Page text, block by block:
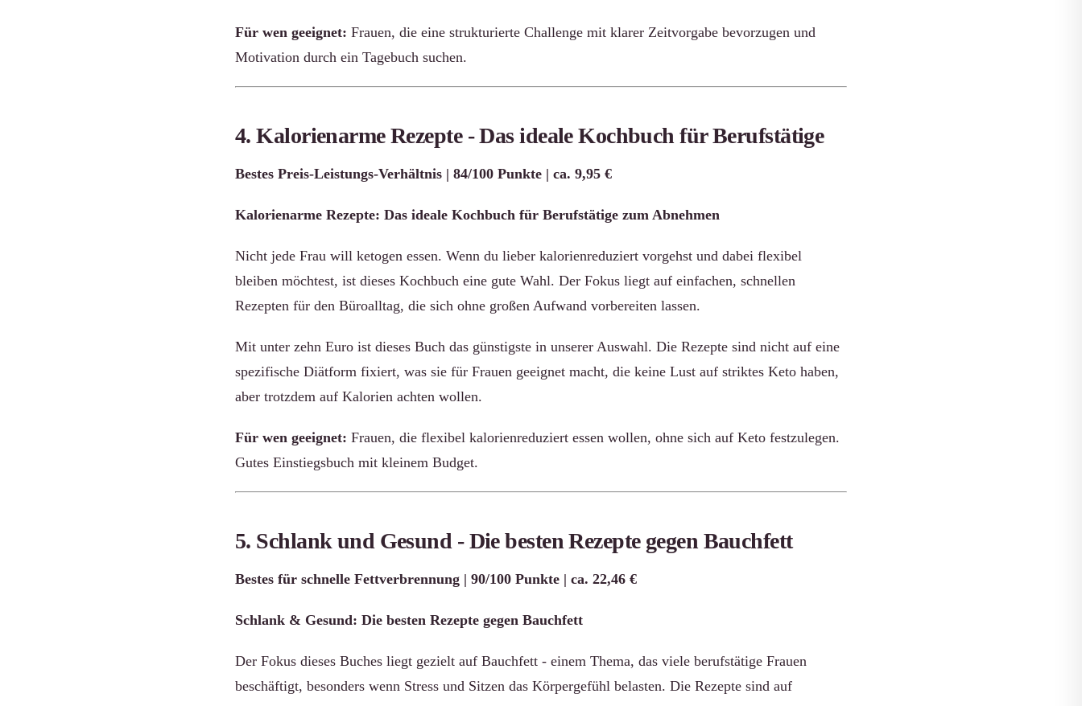
Für wen geeignet: Frauen, die eine strukturierte Challenge mit klarer Zeitvorgabe bevorzugen und
Motivation durch ein Tagebuch suchen.
4. Kalorienarme Rezepte - Das ideale Kochbuch für Berufstätige
Bestes Preis-Leistungs-Verhältnis | 84/100 Punkte | ca. 9,95 €
Kalorienarme Rezepte: Das ideale Kochbuch für Berufstätige zum Abnehmen
Nicht jede Frau will ketogen essen. Wenn du lieber kalorienreduziert vorgehst und dabei flexibel
bleiben möchtest, ist dieses Kochbuch eine gute Wahl. Der Fokus liegt auf einfachen, schnellen
Rezepten für den Büroalltag, die sich ohne großen Aufwand vorbereiten lassen.
Mit unter zehn Euro ist dieses Buch das günstigste in unserer Auswahl. Die Rezepte sind nicht auf eine
spezifische Diätform fixiert, was sie für Frauen geeignet macht, die keine Lust auf striktes Keto haben,
aber trotzdem auf Kalorien achten wollen.
Für wen geeignet: Frauen, die flexibel kalorienreduziert essen wollen, ohne sich auf Keto festzulegen.
Gutes Einstiegsbuch mit kleinem Budget.
5. Schlank und Gesund - Die besten Rezepte gegen Bauchfett
Bestes für schnelle Fettverbrennung | 90/100 Punkte | ca. 22,46 €
Schlank & Gesund: Die besten Rezepte gegen Bauchfett
Der Fokus dieses Buches liegt gezielt auf Bauchfett - einem Thema, das viele berufstätige Frauen
beschäftigt, besonders wenn Stress und Sitzen das Körpergefühl belasten. Die Rezepte sind auf